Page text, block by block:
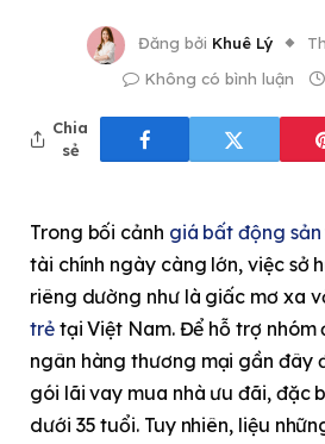
Đăng bởi Khuê Lý
Không có bình luận
Chia
sẻ
Trong bối cảnh giá bất động sản
tài chính ngày càng lớn, việc sở
riêng dường như là giấc mơ xa
trẻtại Việt Nam. Để hỗ trợ nhóm
ngân hàng thương mại gần đây
gói lãi vay mua nhà ưu đãi, đặc
dưới 35 tuổi. Tuy nhiên, liệu